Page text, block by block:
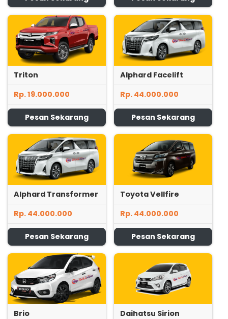
Triton
Rp. 19.000.000
Pesan Sekarang
Alphard Facelift
Rp. 44.000.000
Pesan Sekarang
Alphard Transformer
Rp. 44.000.000
Pesan Sekarang
Toyota Vellfire
Rp. 44.000.000
Pesan Sekarang
Brio
Daihatsu Sirion